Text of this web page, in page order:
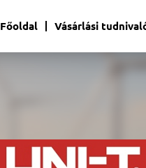
Főoldal Vásárlási